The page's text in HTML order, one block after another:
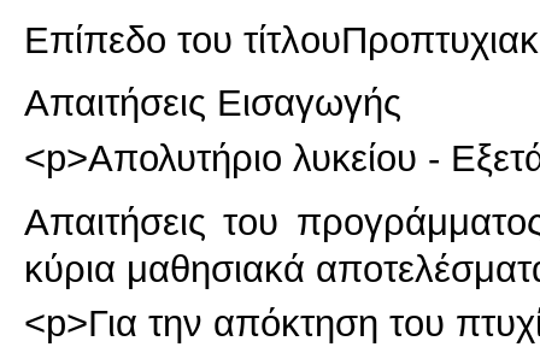
Επίπεδο του τίτλου
Απαιτήσεις Εισαγωγής
<p>Απολυτήριο λυκείου -
Απαιτήσεις του
κύρια μαθησιακά
<p>Για την απόκτηση του